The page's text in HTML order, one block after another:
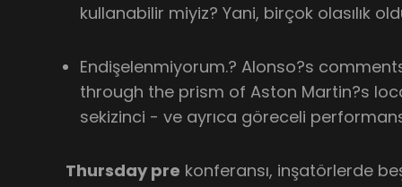
kullanabilir miyiz? Yani, birçok olasılık
Endişelenmiyorum.? Alonso?s
through the prism of Aston Martin?s
sekizinci - ve ayrıca göreceli
Thursday pre konferansı, inşatörlerde